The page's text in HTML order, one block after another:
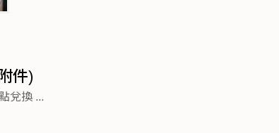
件)
兌換 ...